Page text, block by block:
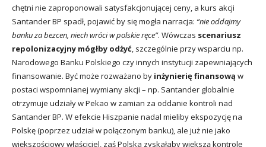
chętni nie zaproponowali satysfakcjonującej ceny, a kurs akcji
Santander BP spadł, pojawić by się mogła narracja: “nie oddajmy
banku za bezcen, niech wróci w polskie ręce”. Wówczas scenariusz
repolonizacyjny mógłby odżyć, szczególnie przy wsparciu np.
Narodowego Banku Polskiego czy innych instytucji zapewniających
finansowanie. Być może rozważano by inżynierię finansową w
postaci wspomnianej wymiany akcji – np. Santander globalnie
otrzymuje udziały w Pekao w zamian za oddanie kontroli nad
Santander BP. W efekcie Hiszpanie nadal mieliby ekspozycję na
Polskę (poprzez udział w połączonym banku), ale już nie jako
większościowy właściciel, zaś Polska zyskałaby większą kontrolę